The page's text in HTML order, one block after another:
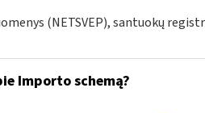
(NETSVEP), santuokų
Importo schemą?